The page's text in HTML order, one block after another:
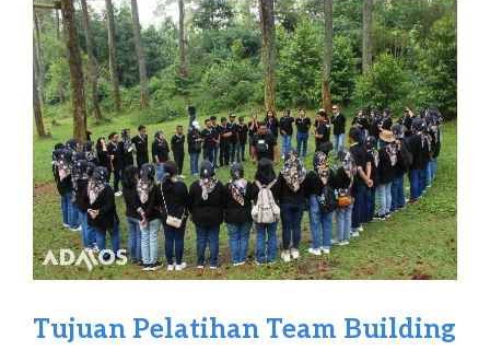
Tujuan Pelatihan Team Building